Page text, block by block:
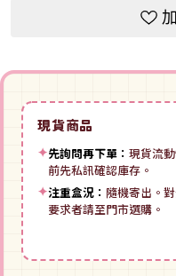
現貨商品
✦先詢問再下單： 現貨流
前先私訊確認庫存。
✦注重盒況： 隨機寄出。
要求者請至門市選購。